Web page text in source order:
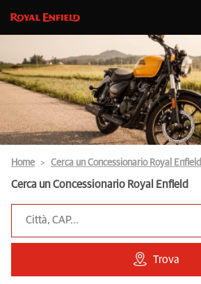
Home Cerca un Concessionario Royal Enfield
Cerca un Concessionario Royal Enfield
Trova